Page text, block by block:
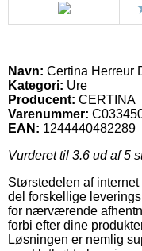
Navn: Certina Herreur
Kategori: Ure
Producent: CERTINA
Varenummer:
EAN: 1244440482289
Vurderet til 3.6 ud af 5
Størstedelen af
del forskellige
for nærværende
forbi efter dine
Løsningen er nemlig